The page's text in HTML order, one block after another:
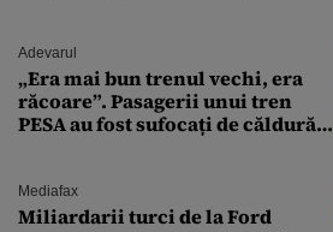
Adevarul
„Era mai bun trenul vechi, era
răcoare”. Pasagerii unui tren
PESA au fost sufocați de căldură
Mediafax
Miliardarii turci de la Ford